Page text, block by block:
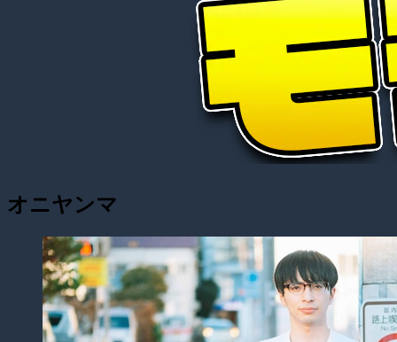
オニヤンマ